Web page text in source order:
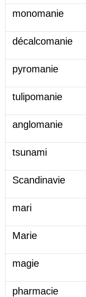
monomanie
décalcomanie
pyromanie
tulipomanie
anglomanie
tsunami
Scandinavie
mari
Marie
magie
pharmacie